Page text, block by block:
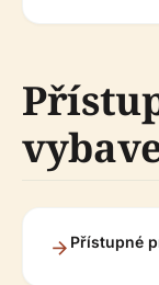
Přístupné